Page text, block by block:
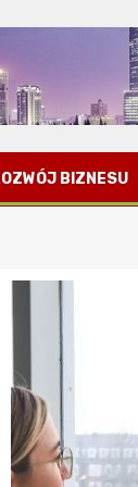
BIZNESU
Porady dla